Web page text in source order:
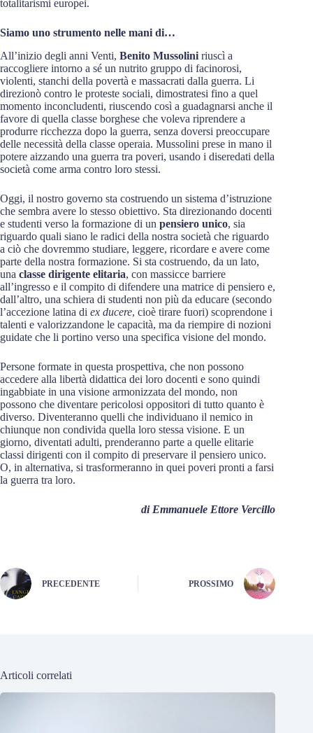
totalitarismi europei.
Siamo uno strumento nelle mani di…
All’inizio degli anni Venti, Benito Mussolini riuscì a
raccogliere intorno a sé un nutrito gruppo di facinorosi,
violenti, stanchi della povertà e massacrati dalla guerra. Li
direzionò contro le proteste sociali, dimostratesi fino a quel
momento inconcludenti, riuscendo così a guadagnarsi anche il
favore di quella classe borghese che voleva riprendere a
produrre ricchezza dopo la guerra, senza doversi preoccupare
delle necessità della classe operaia. Mussolini prese in mano il
potere aizzando una guerra tra poveri, usando i diseredati della
società come arma contro loro stessi.
Oggi, il nostro governo sta costruendo un sistema d’istruzione
che sembra avere lo stesso obiettivo. Sta direzionando docenti
e studenti verso la formazione di un pensiero unico, sia
riguardo quali siano le radici della nostra società che riguardo
a ciò che dovremmo studiare, leggere, ricordare e avere come
parte della nostra formazione. Si sta costruendo, da un lato,
una classe dirigente elitaria, con massicce barriere
all’ingresso e il compito di difendere una matrice di pensiero e,
dall’altro, una schiera di studenti non più da educare (secondo
l’accezione latina di ex ducere, cioè tirare fuori) scoprendone i
talenti e valorizzandone le capacità, ma da riempire di nozioni
guidate che li portino verso una specifica visione del mondo.
Persone formate in questa prospettiva, che non possono
accedere alla libertà didattica dei loro docenti e sono quindi
ingabbiate in una visione armonizzata del mondo, non
possono che diventare pericolosi oppositori di tutto quanto è
diverso. Diventeranno quelli che individuano il nemico in
chiunque non condivida quella loro stessa visione. E un
giorno, diventati adulti, prenderanno parte a quelle elitarie
classi dirigenti con il compito di preservare il pensiero unico.
O, in alternativa, si trasformeranno in quei poveri pronti a farsi
la guerra tra loro.
di Emmanuele Ettore Vercillo
PRECEDENTE PROSSIMO
Articoli correlati